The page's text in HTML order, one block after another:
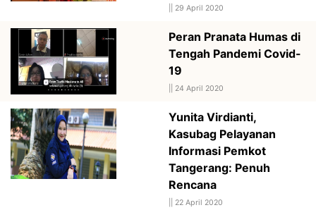
29 April 2020
Peran Pranata Humas di
Tengah Pandemi Covid-
19
24 April 2020
Yunita Virdianti,
Kasubag Pelayanan
Informasi Pemkot
Tangerang: Penuh
Rencana
22 April 2020